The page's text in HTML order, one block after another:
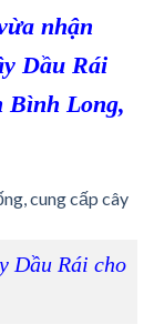
nhận
Dầu Rái
Bình Long,
Dầu Rái cho